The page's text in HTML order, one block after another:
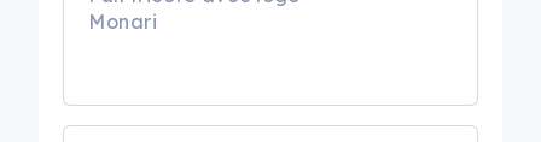
Monari